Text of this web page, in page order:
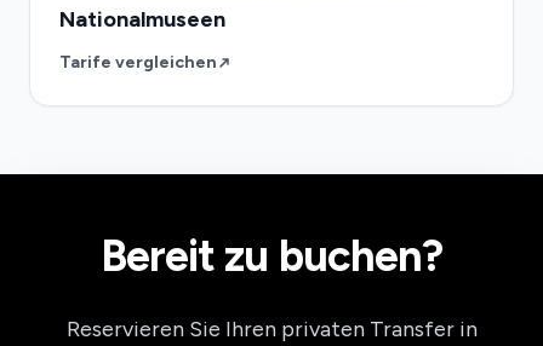
Nationalmuseen
Tarife vergleichen
Bereit zu buchen?
Reservieren Sie Ihren privaten Transfer in